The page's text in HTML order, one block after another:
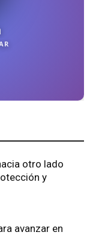
otro lado
y
avanzar en